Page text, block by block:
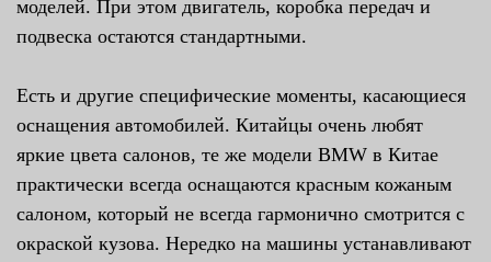
моделей. При этом двигатель, коробка передач и
подвеска остаются стандартными.
Есть и другие специфические моменты, касающиеся
оснащения автомобилей. Китайцы очень любят
яркие цвета салонов, те же модели BMW в Китае
практически всегда оснащаются красным кожаным
салоном, который не всегда гармонично смотрится с
окраской кузова. Нередко на машины устанавливают